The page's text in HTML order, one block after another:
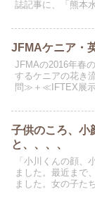
誌記事に、「熊本
JFMAケニア・
JFMAの2016年春
するケニアの花き
問≫＋≪IFTEX展示
子供のころ、小
と、、、、
「小川くんの顔
ました。最近まで
ました。女の子た
した。だから、